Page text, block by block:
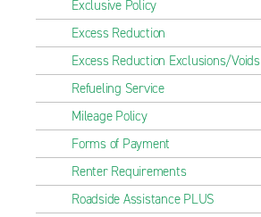
Exclusive Policy
Excess Reduction
Excess Reduction Exclusions/Voids
Refueling Service
Mileage Policy
Forms of Payment
Renter Requirements
Roadside Assistance PLUS